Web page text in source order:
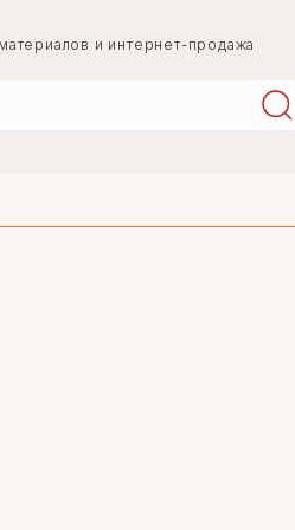
и интернет-продажа